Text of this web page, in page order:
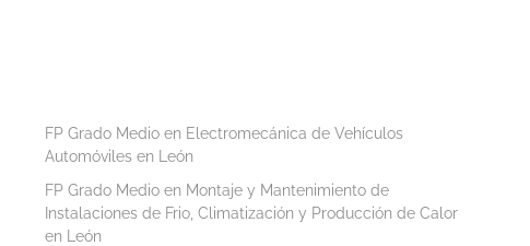
FP Grado Medio en Electromecánica de Vehículos
Automóviles en León
FP Grado Medio en Montaje y Mantenimiento de
Instalaciones de Frio, Climatización y Producción de Calor
en León